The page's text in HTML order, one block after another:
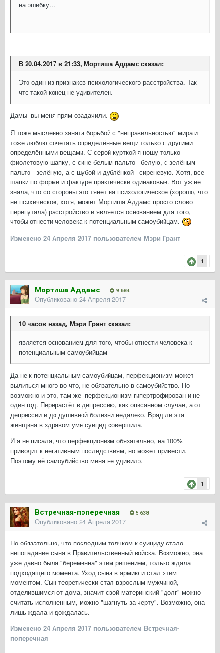
на ошибку...
В 20.04.2017 в 21:33, Мортиша Аддамс сказал:
Это один из признаков психологического расстройства. Так
что такой конец не удивителен.
Дамы, вы меня прям озадачили.
Я тоже мысленно занята борьбой с "неправильностью" мира и
тоже люблю сочетать определённые вещи только с другими
определёнными вещами. С серой курткой я ношу только
фиолетовую шапку, с сине-белым пальто - белую, с зелёным
пальто - зелёную, а с шубой и дублёнкой - сиреневую. Хотя, все
шапки по форме и фактуре практически одинаковые. Вот уж не
знала, что со стороны это тянет на психологическое (хорошо, что
не психическое, хотя, может Мортиша Аддамс просто слово
перепутала) расстройство и является основанием для того,
чтобы отнести человека к потенциальным самоубийцам.
Изменено 24 Апреля 2017 пользователем Мэри Грант
1
Мортиша Аддамс 9 684
Опубликовано 24 Апреля 2017
10 часов назад, Мэри Грант сказал:
является основанием для того, чтобы отнести человека к
потенциальным самоубийцам
Да не к потенциальным самоубийцам, перфекционизм может
вылиться много во что, не обязательно в самоубийство. Но
возможно и это, там же перфекционизм гипертрофирован и не
один год. Перерастёт в депрессию, как описанном случае, а от
депрессии и до душевной болезни недалеко. Вряд ли эта
женщина в здравом уме суицид совершила.
И я не писала, что перфекционизм обязательно, на 100%
приводит к негативным последствиям, но может привести.
Поэтому её самоубийство меня не удивило.
1
Встречная-поперечная 5 638
Опубликовано 24 Апреля 2017
Не обязательно, что последним толчком к суициду стало
непопадание сына в Правительственный войска. Возможно, она
уже давно была "беременна" этим решением, только ждала
подходящего момента. Уход сына в армию и стал этим
моментом. Сын теоретически стал взрослым мужчиной,
отделившимся от дома, значит свой материнский "долг" можно
считать исполненным, можно "шагнуть за черту". Возможно, она
лишь ждала и дождалась.
Изменено 24 Апреля 2017 пользователем Встречная-
поперечная